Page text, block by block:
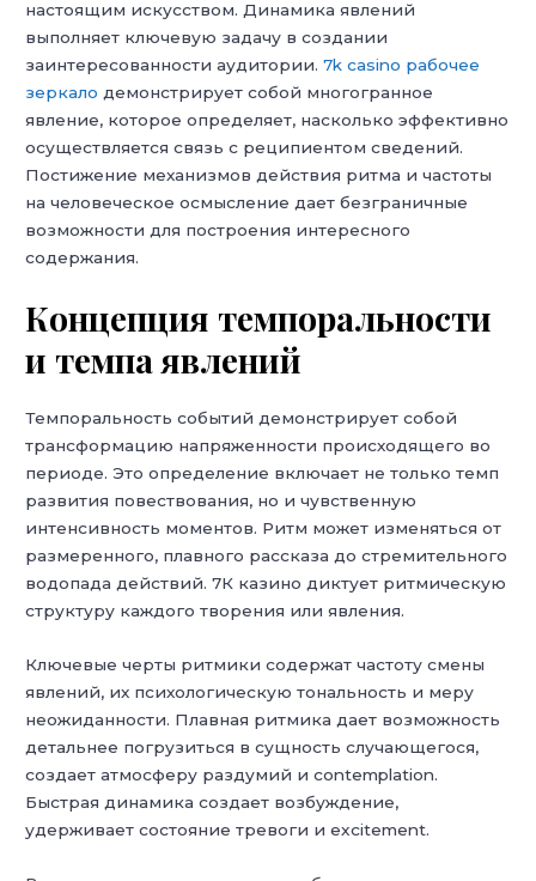
настоящим искусством. Динамика явлений
выполняет ключевую задачу в создании
заинтересованности аудитории.7k casino рабочее
зеркало демонстрирует собой многогранное
явление, которое определяет, насколько эффективно
осуществляется связь с реципиентом сведений.
Постижение механизмов действия ритма и частоты
на человеческое осмысление дает безграничные
возможности для построения интересного
содержания.
Концепция темпоральности
и темпа явлений
Темпоральность событий демонстрирует собой
трансформацию напряженности происходящего во
периоде. Это определение включает не только темп
развития повествования, но и чувственную
интенсивность моментов. Ритм может изменяться от
размеренного, плавного рассказа до стремительного
водопада действий. 7К казино диктует ритмическую
структуру каждого творения или явления.
Ключевые черты ритмики содержат частоту смены
явлений, их психологическую тональность и меру
неожиданности. Плавная ритмика дает возможность
детальнее погрузиться в сущность случающегося,
создает атмосферу раздумий и contemplation.
Быстрая динамика создает возбуждение,
удерживает состояние тревоги и excitement.